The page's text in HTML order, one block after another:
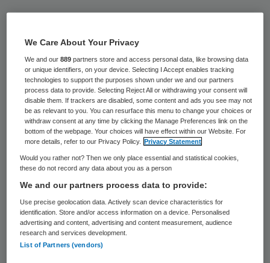
aanvullende verzekeringen laag door in de
dekking te schrappen. Er worden
bijvoorbeeld minder behandelingen voor een
fysiotherapeut of minder geld voor een
beugel vergoed, meldt
verzekeringsvergelijkingssite Zorgkiezer op
dinsdag 14 november.
Ook de verschillen voor de basisverzekering
nemen toe. Sommige verzekeraars
verlaagden de prijs, terwijl die bij anderen
gelijk blijft of juist stijgt. De gemiddelde
We Care About Your Privacy
We and our889 partners store and access personal data, like browsing data
or unique identifiers, on your device. Selecting I Accept enables tracking
technologies to support the purposes shown under we and our partners
process data to provide. Selecting Reject All or withdrawing your consent will
disable them. If trackers are disabled, some content and ads you see may not
be as relevant to you. You can resurface this menu to change your choices or
withdraw consent at any time by clicking the Manage Preferences link on the
bottom of the webpage. Your choices will have effect within our Website. For
more details, refer to our Privacy Policy.
Privacy Statement
Would you rather not? Then we only place essential and statistical cookies,
these do not record any data about you as a person
We and our partners process data to provide:
Use precise geolocation data. Actively scan device characteristics for
identification. Store and/or access information on a device. Personalised
advertising and content, advertising and content measurement, audience
research and services development.
List of Partners (vendors)